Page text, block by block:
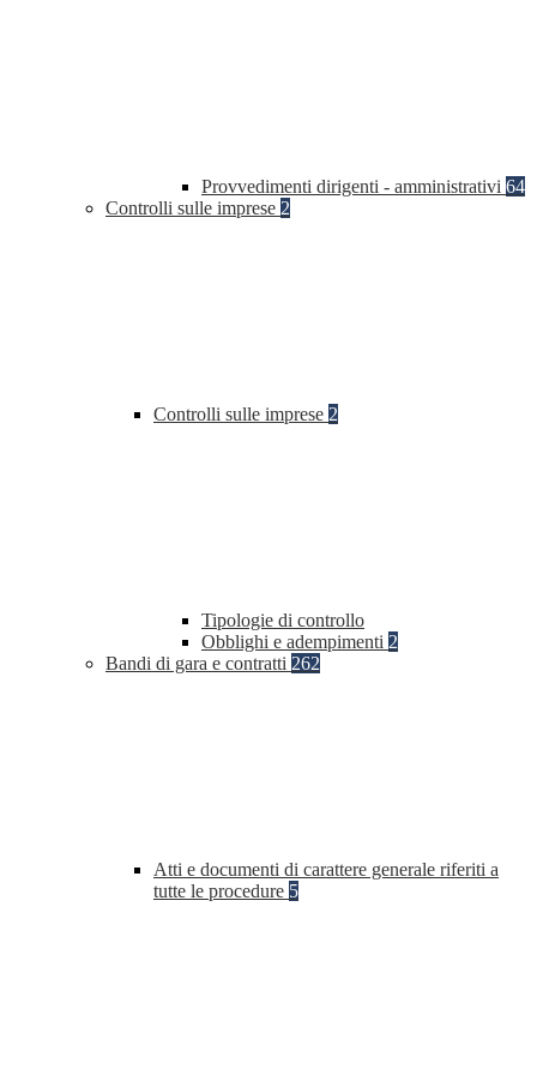
Provvedimenti dirigenti - amministrativi 64
Controlli sulle imprese 2
Controlli sulle imprese 2
Tipologie di controllo
Obblighi e adempimenti 2
Bandi di gara e contratti 262
Atti e documenti di carattere generale riferiti a
tutte le procedure 5